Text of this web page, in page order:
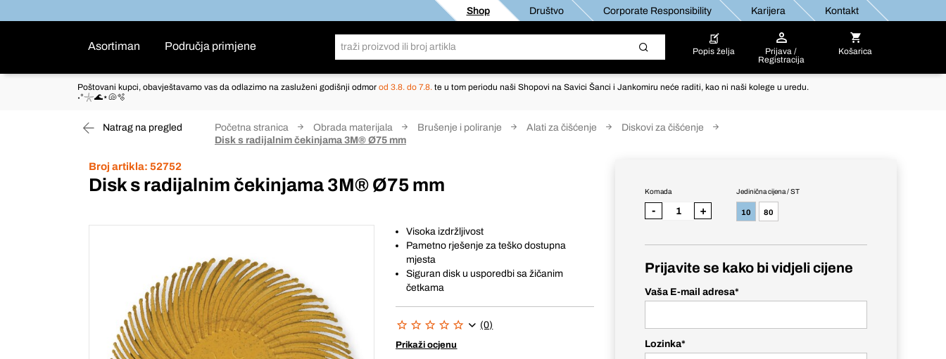
Shop Društvo Corporate Responsibility Karijera Kontakt
Asortiman Područja primjene Popis želja
Prijava /
Registracija
Košarica
Poštovani kupci, obavještavamo vas da odlazimo na zasluženi godišnji odmor od 3.8. do 7.8. te u tom periodu naši Shopovi na Savici Šanci i Jankomiru neće raditi, kao ni naši kolege u uredu.
˖°𓇼🌊⋆🐚🫧
Natrag na pregled Početna stranica Obrada materijala Brušenje i poliranje Alati za čišćenje
Diskovi za čišćenje
Disk s radijalnim čekinjama 3M® Ø75 mm
Broj artikla: 52752
Disk s radijalnim čekinjama 3M® Ø75 mm
Visoka izdržljivost
Pametno rješenje za teško dostupna
mjesta
Siguran disk u usporedbi sa žičanim
četkama
(0)
Prikaži ocjenu
Jedinična cijena / ST
10 80
Komada
- +
Prijavite se kako bi vidjeli cijene
Vaša E-mail adresa*
Lozinka*